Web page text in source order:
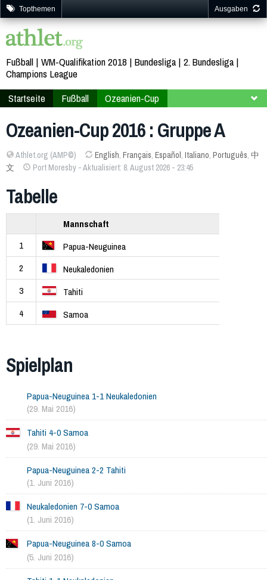
Topthemen Ausgaben
Fußball WM-Qualifikation 2018 Bundesliga 2. Bundesliga
Champions League
Startseite
Fußball
Ozeanien-Cup
Ozeanien-Cup 2016 : Gruppe A
Athlet.org (AMP©) English, Français, Español, Italiano, Português, 中
文
Port Moresby - Aktualisiert: 8. August 2026 - 23:45
Tabelle
Mannschaft
1
Papua-Neuguinea
2
Neukaledonien
3
Tahiti
4
Samoa
Spielplan
Papua-Neuguinea 1-1 Neukaledonien
(29. Mai 2016)
Tahiti 4-0 Samoa
(29. Mai 2016)
Papua-Neuguinea 2-2 Tahiti
(1. Juni 2016)
Neukaledonien 7-0 Samoa
(1. Juni 2016)
Papua-Neuguinea 8-0 Samoa
(5. Juni 2016)